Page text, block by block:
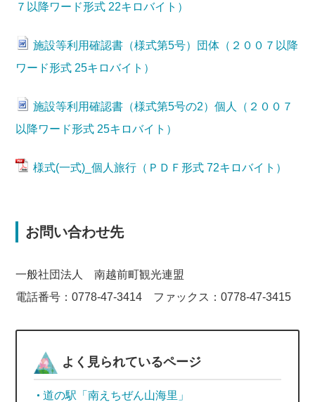
７以降ワード形式 22キロバイト）
施設等利用確認書（様式第5号）団体（２００７以降
ワード形式 25キロバイト）
施設等利用確認書（様式第5号の2）個人（２００７
以降ワード形式 25キロバイト）
様式(一式)_個人旅行（ＰＤＦ形式 72キロバイト）
お問い合わせ先
一般社団法人 南越前町観光連盟
電話番号：0778-47-3414 ファックス：0778-47-3415
よく見られているページ
道の駅「南えちぜん山海里」